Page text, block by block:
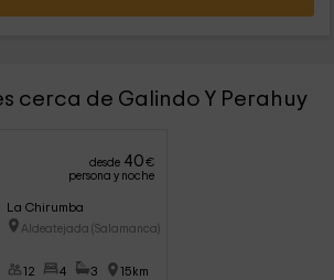
cerca de Galindo Y Perahuy
desde 40€
persona y noche
La Chirumba
Aldeatejada (Salamanca)
12 4 3 15km